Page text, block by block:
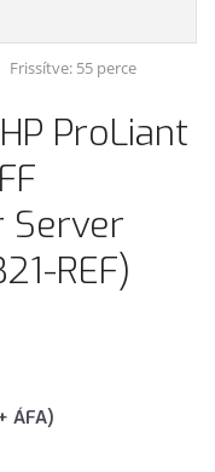
Frissítve: 55 perce
ProLiant
Server
REF)
ÁFA)